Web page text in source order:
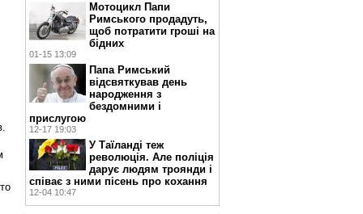
Мотоцикл Папи
Римського продадуть,
щоб потратити гроші на
бідних
01-15 13:09
Папа Римський
відсвяткував день
народження з
бездомними і
прислугою
12-17 19:03
У Таїланді теж
революція. Але поліція
дарує людям троянди і
співає з ними пісень про кохання
12-04 10:47